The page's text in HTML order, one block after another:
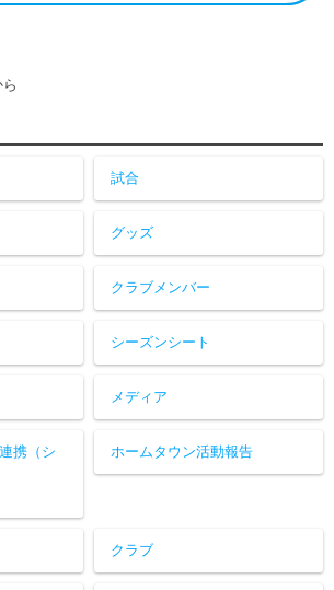
試合
グッズ
クラブメンバー
シーズンシート
メディア
携（シ ホームタウン活動報告
クラブ